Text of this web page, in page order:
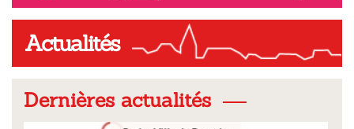
Actualités
Dernières actualités